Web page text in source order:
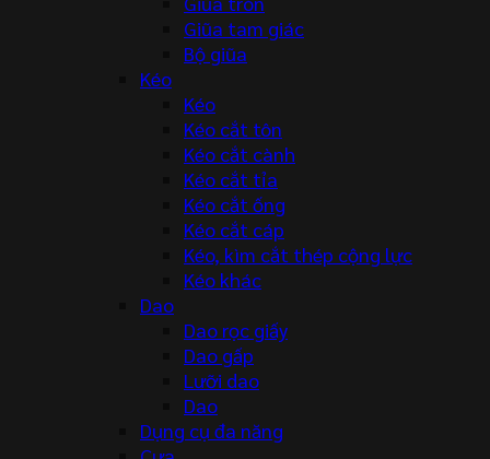
Giũa tam giác
Bộ giũa
Kéo
Kéo
Kéo cắt tôn
Kéo cắt cành
Kéo cắt tỉa
Kéo cắt ống
Kéo cắt cáp
Kéo, kìm cắt thép cộng lực
Kéo khác
Dao
Dao rọc giấy
Dao gấp
Lưỡi dao
Dao
Dụng cụ đa năng